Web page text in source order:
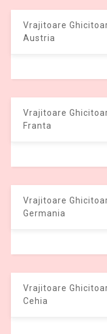
Vrajitoare
Austria
Vrajitoare
Franta
Vrajitoare
Germania
Vrajitoare
Cehia